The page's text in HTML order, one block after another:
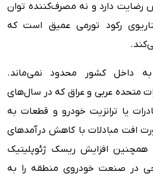
رضایت دارد و نه مصرف‌کننده توان
رکود تورمی عمیق است که
داخل کشور محدود نمی‌ماند.
متحده عربی و عراق که در سال‌های
یا ترانزیت خودرو و قطعات به
افت مبادلات با کاهش درآمدهای
افزایش ریسک ژئوپلیتیک
در صنعت خودروی منطقه را به